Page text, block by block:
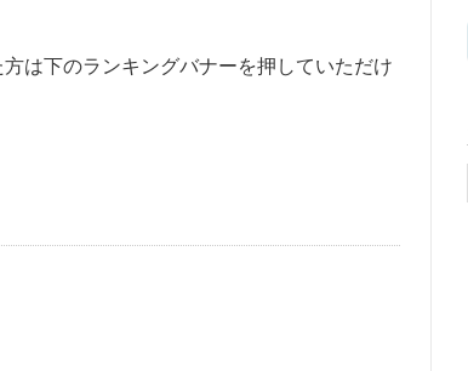
は下のランキングバナーを押していただけ